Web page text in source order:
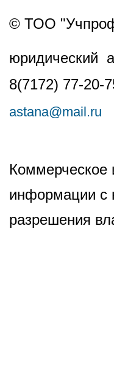
© ТОО
юридический
8(7172) 77-20-
astana@mail.ru
Коммерческое
информации с
разрешения